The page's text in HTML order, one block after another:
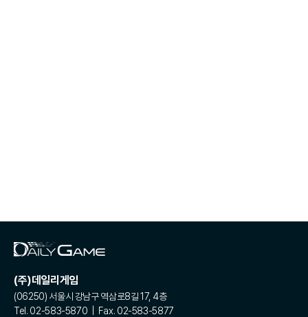
(주)데일리게임
(06250) 서울시 강남구 역삼로8길 17, 4층
Tel. 02-583-5870 | Fax. 02-583-5877